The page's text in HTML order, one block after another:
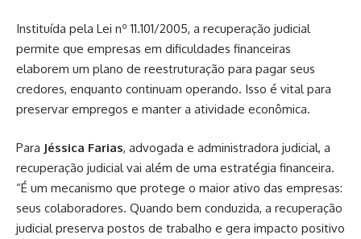
Instituída pela Lei nº 11.101/2005, a recuperação judicial
permite que empresas em dificuldades financeiras
elaborem um plano de reestruturação para pagar seus
credores, enquanto continuam operando. Isso é vital para
preservar empregos e manter a atividade econômica.
Para Jéssica Farias, advogada e administradora judicial, a
recuperação judicial vai além de uma estratégia financeira.
“É um mecanismo que protege o maior ativo das empresas:
seus colaboradores. Quando bem conduzida, a recuperação
judicial preserva postos de trabalho e gera impacto positivo